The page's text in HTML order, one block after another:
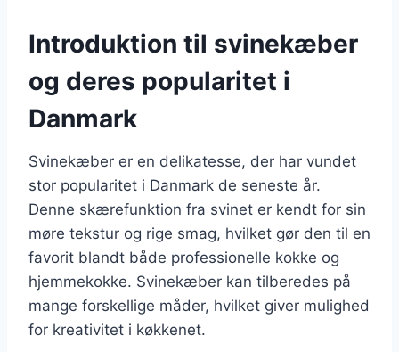
Introduktion til svinekæber
og deres popularitet i
Danmark
Svinekæber er en delikatesse, der har vundet
stor popularitet i Danmark de seneste år.
Denne skærefunktion fra svinet er kendt for sin
møre tekstur og rige smag, hvilket gør den til en
favorit blandt både professionelle kokke og
hjemmekokke. Svinekæber kan tilberedes på
mange forskellige måder, hvilket giver mulighed
for kreativitet i køkkenet.